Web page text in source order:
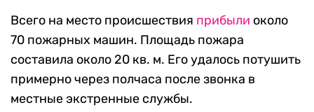
Всего на место происшествия прибыли около
70 пожарных машин. Площадь пожара
составила около 20 кв. м. Его удалось потушить
примерно через полчаса после звонка в
местные экстренные службы.